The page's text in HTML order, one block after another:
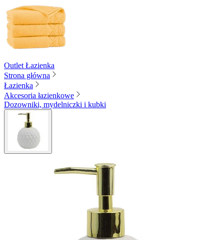
Outlet Łazienka
Strona główna
Łazienka
Akcesoria łazienkowe
Dozowniki, mydelniczki i kubki